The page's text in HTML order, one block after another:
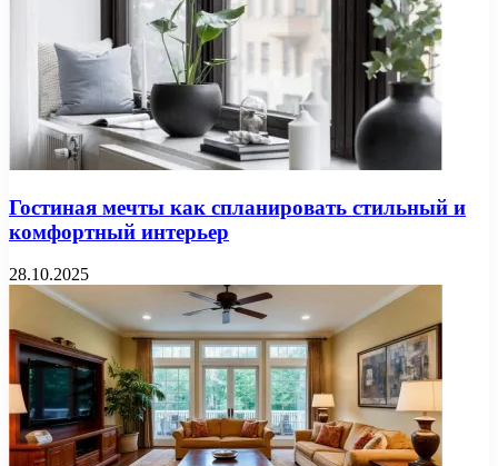
Гостиная мечты как спланировать стильный и
комфортный интерьер
28.10.2025